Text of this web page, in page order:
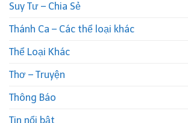
Suy Tư – Chia Sẻ
Thánh Ca – Các thể loại khác
Thể Loại Khác
Thơ – Truyện
Thông Báo
Tin nổi bật